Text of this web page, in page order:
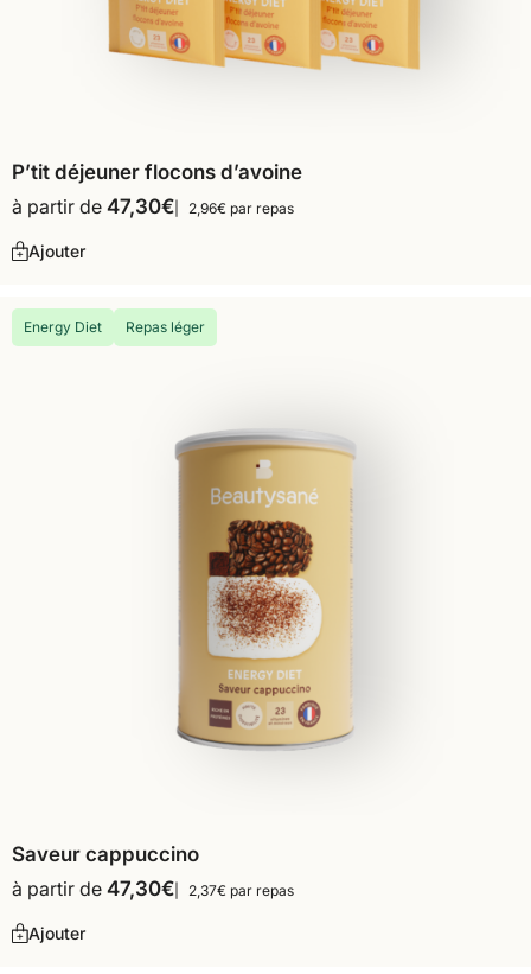
P’tit déjeuner flocons d’avoine
à partir de 47,30€ 2,96€ par repas
Ajouter
Energy Diet Repas léger
Saveur cappuccino
à partir de 47,30€ 2,37€ par repas
Ajouter